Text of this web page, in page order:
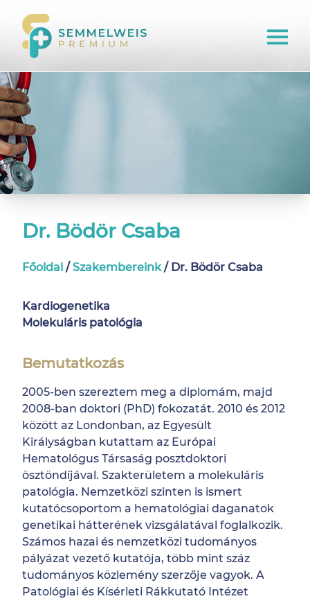
Dr. Bödör Csaba
Főoldal / Szakembereink /Dr. Bödör Csaba
Kardiogenetika
Molekuláris patológia
Bemutatkozás
2005-ben szereztem meg a diplomám, majd
2008-ban doktori (PhD) fokozatát. 2010 és 2012
között az Londonban, az Egyesült
Királyságban kutattam az Európai
Hematológus Társaság posztdoktori
ösztöndíjával. Szakterületem a molekuláris
patológia. Nemzetközi szinten is ismert
kutatócsoportom a hematológiai daganatok
genetikai hátterének vizsgálatával foglalkozik.
Számos hazai és nemzetközi tudományos
pályázat vezető kutatója, több mint száz
tudományos közlemény szerzője vagyok. A
Patológiai és Kísérleti Rákkutató Intézet